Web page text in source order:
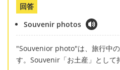
回答
Souvenir photos
"Souvenior photo"は、旅行中
す。Souvenir「お土産」として